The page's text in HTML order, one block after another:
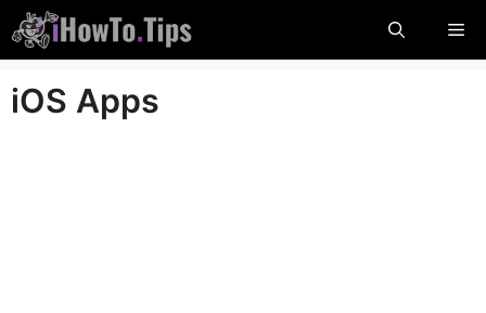
Ööbige
sisu
iOS Apps